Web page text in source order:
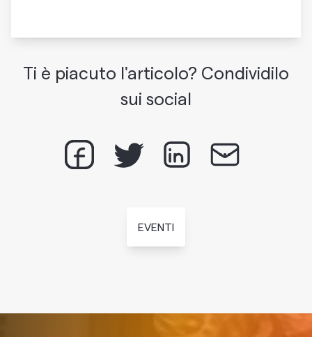
Ti è piacuto l'articolo? Condividilo
sui social
EVENTI